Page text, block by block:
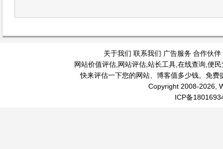
关于我们 联系我们 广告服务 合作伙伴
网站价值评估, 网站评估, 站长工具, 在线查询 便民
快来评估一下您的网站、博客值多少钱。免
Copyright 2008-2026,
ICP备